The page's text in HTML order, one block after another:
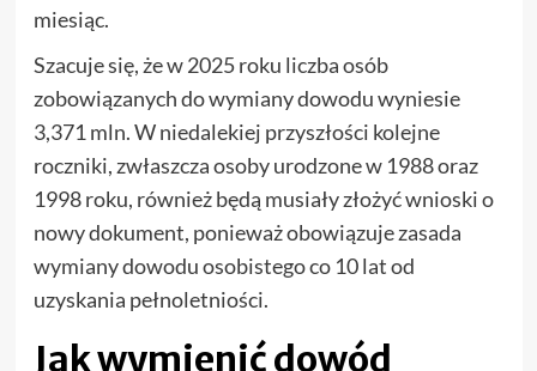
miesiąc.
Szacuje się, że w 2025 roku liczba osób
zobowiązanych do wymiany dowodu wyniesie
3,371 mln. W niedalekiej przyszłości kolejne
roczniki, zwłaszcza osoby urodzone w 1988 oraz
1998 roku, również będą musiały złożyć wnioski o
nowy dokument, ponieważ obowiązuje zasada
wymiany dowodu osobistego co 10 lat od
uzyskania pełnoletniości.
Jak wymienić dowód